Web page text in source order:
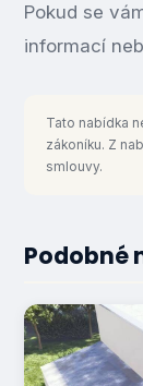
Pokud se
informací
Tato nabídka
zákoníku. Z
smlouvy.
Podobné